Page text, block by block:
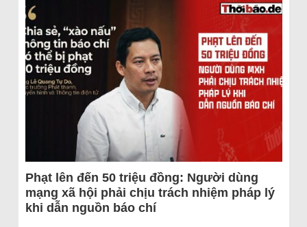
Phạt lên đến 50 triệu đồng: Người dùng
mạng xã hội phải chịu trách nhiệm pháp lý
khi dẫn nguồn báo chí